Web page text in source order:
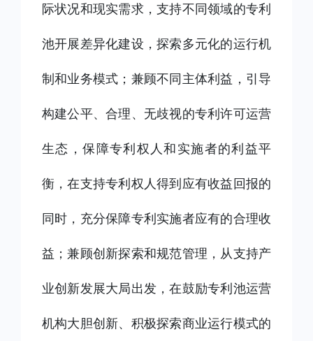
际状况和现实需求，支持不同领域的专利
池开展差异化建设，探索多元化的运行机
制和业务模式；兼顾不同主体利益，引导
构建公平、合理、无歧视的专利许可运营
生态，保障专利权人和实施者的利益平
衡，在支持专利权人得到应有收益回报的
同时，充分保障专利实施者应有的合理收
益；兼顾创新探索和规范管理，从支持产
业创新发展大局出发，在鼓励专利池运营
机构大胆创新、积极探索商业运行模式的